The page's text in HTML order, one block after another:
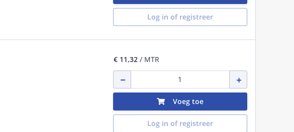
Log in of registreer
€ 11,32/ MTR
Voeg toe
Log in of registreer